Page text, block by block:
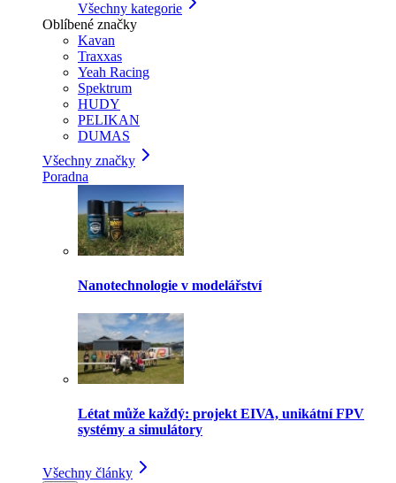
Všechny kategorie
Oblíbené značky
Kavan
Traxxas
Yeah Racing
Spektrum
HUDY
PELIKAN
DUMAS
Všechny značky
Poradna
Nanotechnologie v modelářství
Létat může každý: projekt EIVA, unikátní FPV
systémy a simulátory
Všechny články